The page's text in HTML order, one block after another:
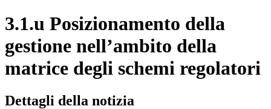
3.1.u Posizionamento della
gestione nell’ambito della
matrice degli schemi regolatori
Dettagli della notizia